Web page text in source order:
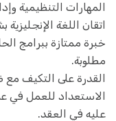
المهارات التنظيمية
اتقان اللغة
خبرة ممتازة ببرامج
مطلوبة.
القدرة على التكيف
الاستعداد للعمل في
عليه في العقد.